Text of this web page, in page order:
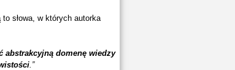
słowa, w których autorka
abstrakcyjną domenę wiedzy
.”